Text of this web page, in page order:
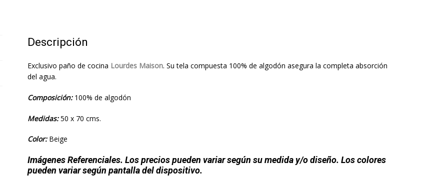
Descripción
Exclusivo paño de cocina Lourdes Maison. Su tela compuesta 100% de algodón asegura la completa absorción
del agua.
Composición: 100% de algodón
Medidas:50 x 70 cms.
Color: Beige
Imágenes Referenciales. Los precios pueden variar según su medida y/o diseño. Los colores
pueden variar según pantalla del dispositivo.